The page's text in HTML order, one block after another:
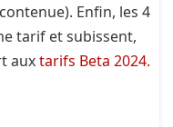
Enfin, les 4
tarif et subissent,
auxtarifs Beta 2024.